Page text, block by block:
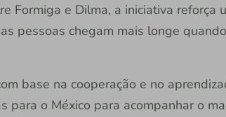
Formiga e Dilma, a iniciativa reforça
pessoas chegam mais longe quando
base na cooperação e no
para o México para acompanhar o